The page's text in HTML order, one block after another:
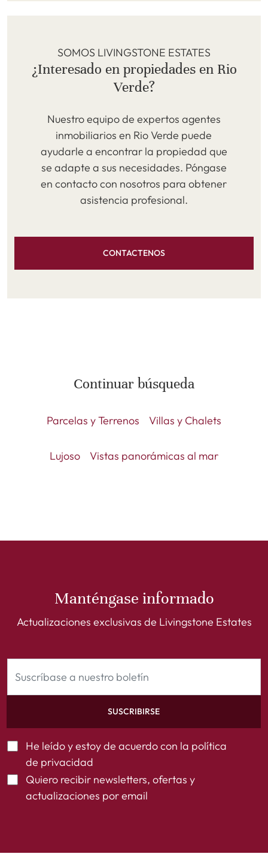
SOMOS LIVINGSTONE ESTATES
¿Interesado en propiedades en Rio
Verde?
Nuestro equipo de expertos agentes
inmobiliarios en Rio Verde puede
ayudarle a encontrar la propiedad que
se adapte a sus necesidades. Póngase
en contacto con nosotros para obtener
asistencia profesional.
CONTACTENOS
Continuar búsqueda
Parcelas y Terrenos Villas y Chalets
Lujoso Vistas panorámicas al mar
Manténgase informado
Actualizaciones exclusivas de Livingstone Estates
SUSCRIBIRSE
He leído y estoy de acuerdo con la política
de privacidad
Quiero recibir newsletters, ofertas y
actualizaciones por email